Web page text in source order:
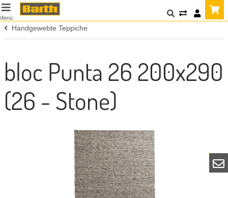
Handgewebte Teppiche
bloc Punta 26 200x290
(26 - Stone)